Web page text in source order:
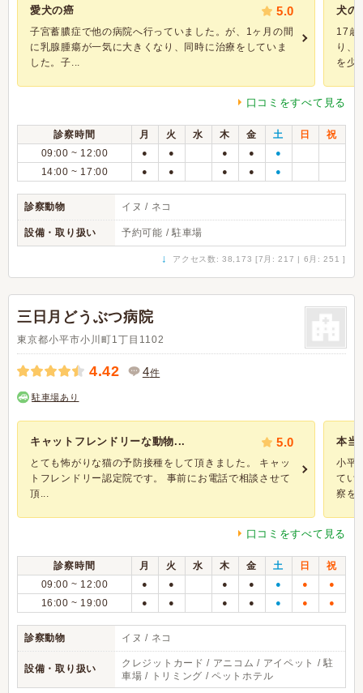
愛犬の癌 5.0
子宮蓄膿症で他の病院へ行っていました。が、1ヶ月の間
に乳腺腫瘍が一気に大きくなり、同時に治療をしていま
した。子...
犬の
17歳
り、
を少
口コミをすべて見る
診察時間 月 火 水 木 金 土 日
祝
09:00 ~ 12:00
● ● ● ● ●
14:00 ~ 17:00 ● ● ● ● ●
診察動物 イヌ / ネコ
設備・取り扱い 予約可能 / 駐車場
↓ アクセス数: 38,173 [7月: 217 | 6月: 251 ]
三日月どうぶつ病院
東京都小平市小川町1丁目1102
4.42 4件
駐車場あり
キャットフレンドリーな動物... 5.0
とても怖がりな猫の予防接種をして頂きました。 キャッ
トフレンドリー認定院です。 事前にお電話で相談させて
頂...
本当
小平
てい
察を
口コミをすべて見る
診察時間 月 火 水 木 金 土 日
祝
09:00 ~ 12:00
● ● ● ● ● ● ●
16:00 ~ 19:00 ● ● ● ● ● ● ●
診察動物 イヌ / ネコ
設備・取り扱い
クレジットカード / アニコム / アイペット / 駐
車場 / トリミング / ペットホテル